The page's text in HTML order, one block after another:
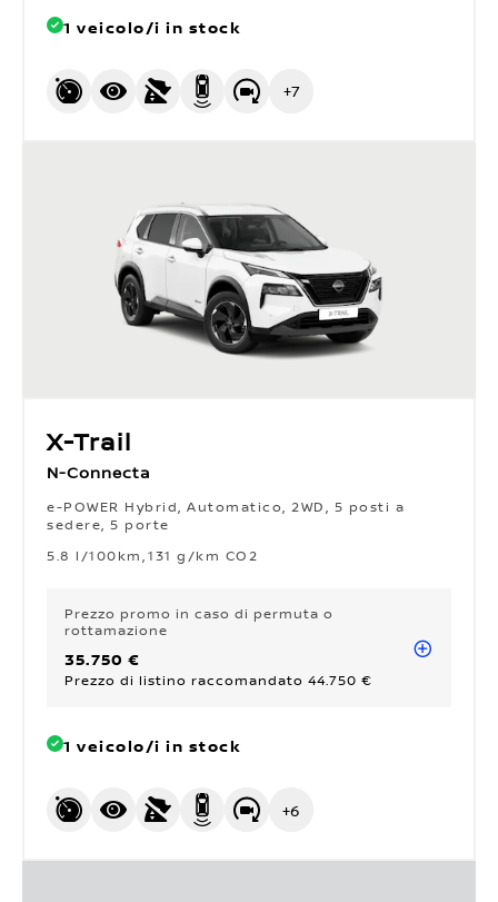
1 veicolo/i in stock
+7
X-Trail
N-Connecta
e-POWER Hybrid, Automatico, 2WD, 5 posti a
sedere, 5 porte
5.8 l/100km 131 g/km CO2
Prezzo promo in caso di permuta o
rottamazione
35.750 €
Prezzo di listino raccomandato 44.750 €
1 veicolo/i in stock
+6